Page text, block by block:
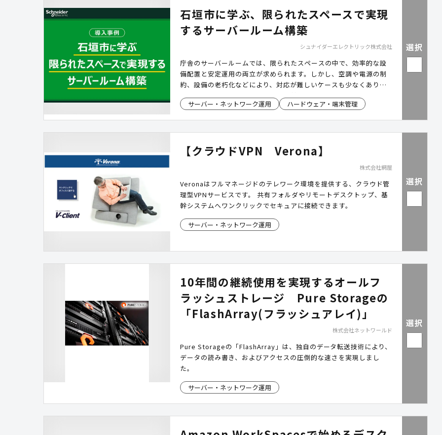
石垣市に学ぶ、限られたスペースで実現
するサーバールーム構築
シュナイダーエレクトリック株式会社
庁舎のサーバールームでは、限られたスペースの中で、効率的な設
備配置と安定運用の両立が求められます。しかし、空調や電源の制
約、設備の老朽化などにより、対応が難しいケースも少なくありま
せん。シュナイダーエレクトリック社のサーバールームソリューシ
ョンは、ラック配置・空調・電源冗長化・環境監視・免震対策まで
します。
サーバー・ネットワーク運用 ハードウェア・端末管理
選択
【クラウドVPN Verona】
株式会社網屋
Veronaはフルマネージドのテレワーク環境を提供する、クラウド管
理型VPNサービスです。 共有フォルダやリモートデスクトップ、基
幹システムへワンクリックでセキュアに接続できます。
サーバー・ネットワーク運用
選択
10年間の継続使用を実現するオールフ
ラッシュストレージ Pure Storageの
「FlashArray(フラッシュアレイ)」
株式会社ネットワールド
Pure Storageの「FlashArray」は、独自のデータ転送技術により、
データの読み書き、およびアクセスの圧倒的な速さを実現しまし
た。
サーバー・ネットワーク運用
選択